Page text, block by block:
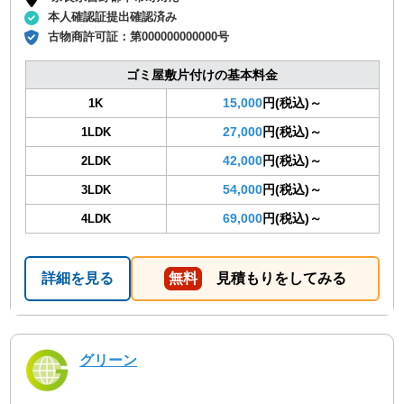
本人確認証提出確認済み
古物商許可証：第000000000000号
ゴミ屋敷片付けの基本料金
1K 15,000円(税込)～
1LDK 27,000円(税込)～
2LDK 42,000円(税込)～
3LDK 54,000円(税込)～
4LDK 69,000円(税込)～
詳細を見る 無料 見積もりをしてみる
グリーン